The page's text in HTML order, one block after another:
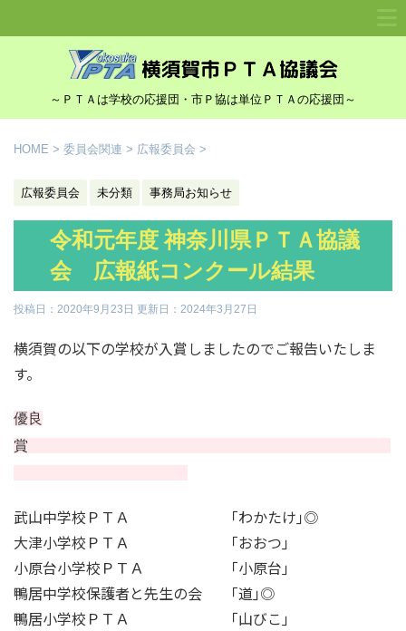
～ＰＴＡは学校の応援団・市Ｐ協は単位ＰＴＡの応援団～
HOME > 委員会関連 > 広報委員会 >
広報委員会 未分類 事務局お知らせ
令和元年度 神奈川県ＰＴＡ協議
会 広報紙コンクール結果
投稿日：2020年9月23日 更新日： 2024年3月27日
横須賀の以下の学校が入賞しましたのでご報告いたしま
す。
優良
賞
武山中学校ＰＴＡ ｢わかたけ｣◎
大津小学校ＰＴＡ ｢おおつ｣
小原台小学校ＰＴＡ ｢小原台｣
鴨居中学校保護者と先生の会 ｢道｣◎
鴨居小学校ＰＴＡ ｢山びこ｣